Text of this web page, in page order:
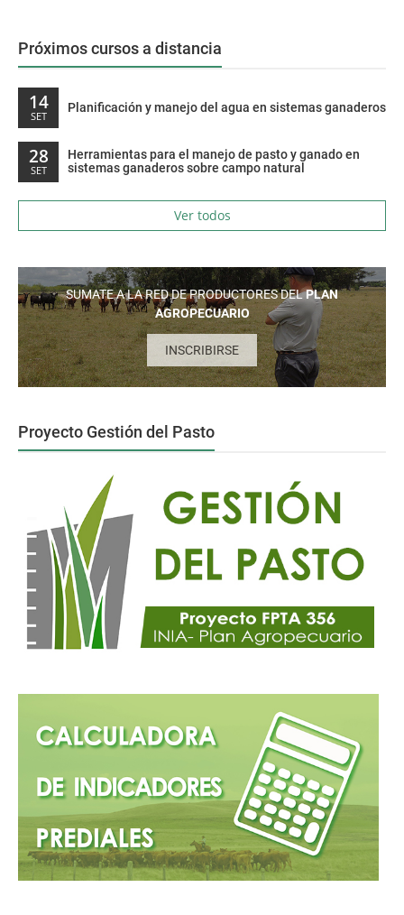
Próximos cursos a distancia
14
SET
Planificación y manejo del agua en sistemas ganaderos
28
SET
Herramientas para el manejo de pasto y ganado en
sistemas ganaderos sobre campo natural
Ver todos
SUMATE A LA RED DE PRODUCTORES DELPLAN
AGROPECUARIO
INSCRIBIRSE
Proyecto Gestión del Pasto